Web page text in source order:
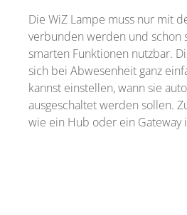
Die WiZ Lampe muss nur mit
verbunden werden und schon
smarten Funktionen nutzbar.
sich bei Abwesenheit ganz
kannst einstellen, wann sie
ausgeschaltet werden sollen.
wie ein Hub oder ein